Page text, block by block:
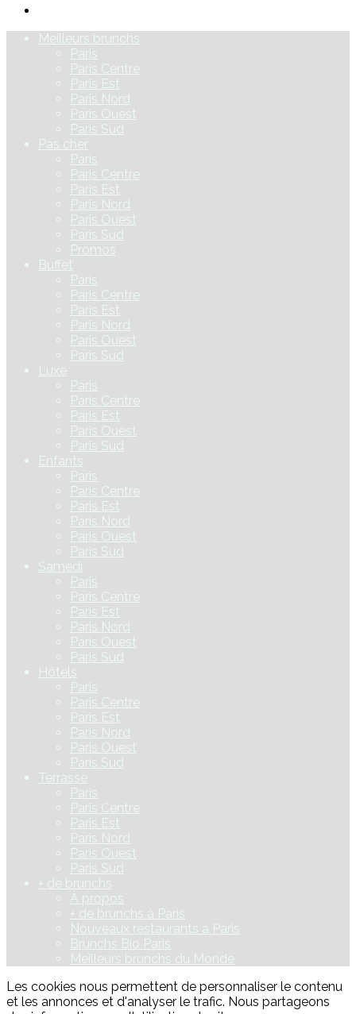
Meilleurs brunchs
Paris
Paris Centre
Paris Est
Paris Nord
Paris Ouest
Paris Sud
Pas cher
Paris
Paris Centre
Paris Est
Paris Nord
Paris Ouest
Paris Sud
Promos
Buffet
Paris
Paris Centre
Paris Est
Paris Nord
Paris Ouest
Paris Sud
Luxe
Paris
Paris Centre
Paris Est
Paris Ouest
Paris Sud
Enfants
Paris
Paris Centre
Paris Est
Paris Nord
Paris Ouest
Paris Sud
Samedi
Paris
Paris Centre
Paris Est
Paris Nord
Paris Ouest
Paris Sud
Hôtels
Paris
Paris Centre
Paris Est
Paris Nord
Paris Ouest
Paris Sud
Terrasse
Paris
Paris Centre
Paris Est
Paris Nord
Paris Ouest
Paris Sud
+ de brunchs
À propos
+ de brunchs à Paris
Nouveaux restaurants à Paris
Brunchs Bio Paris
Meilleurs brunchs du Monde
Les cookies nous permettent de personnaliser le contenu
et les annonces et d'analyser le trafic. Nous partageons